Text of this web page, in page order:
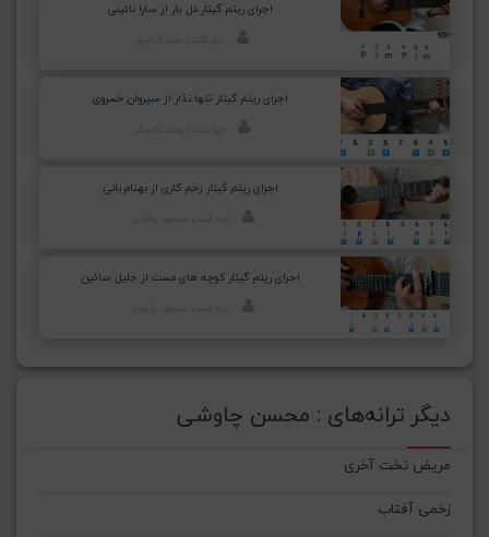
اجرای ریتم گیتار دل یار از سارا نائینی
اجرای ریتم گیتار تنها نذار از سیروان خسروی
اجرای ریتم گیتار زخم کاری از بهنام بانی
اجرای ریتم گیتار کوچه های مست از جلیل سائین
دیگر ترانه‌های : محسن چاوشی
مریض تخت آخری
زخمی آفتاب